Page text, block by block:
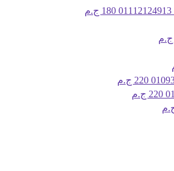
180 ج.م
220 ج.م
220 ج.م